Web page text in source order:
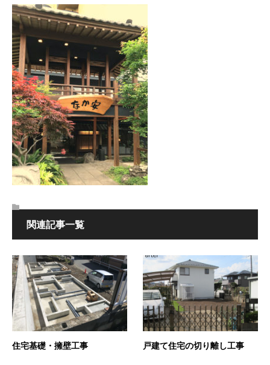
関連記事一覧
住宅基礎・擁壁工事 戸建て住宅の切り離し工事